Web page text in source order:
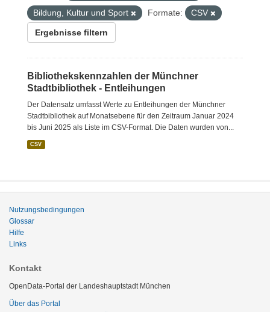
Bildung, Kultur und Sport
Formate: CSV
Ergebnisse filtern
Bibliothekskennzahlen der Münchner
Stadtbibliothek - Entleihungen
Der Datensatz umfasst Werte zu Entleihungen der Münchner
Stadtbibliothek auf Monatsebene für den Zeitraum Januar 2024
bis Juni 2025 als Liste im CSV-Format. Die Daten wurden von...
CSV
Nutzungsbedingungen
Glossar
Hilfe
Links
Kontakt
OpenData-Portal der Landeshauptstadt München
Über das Portal